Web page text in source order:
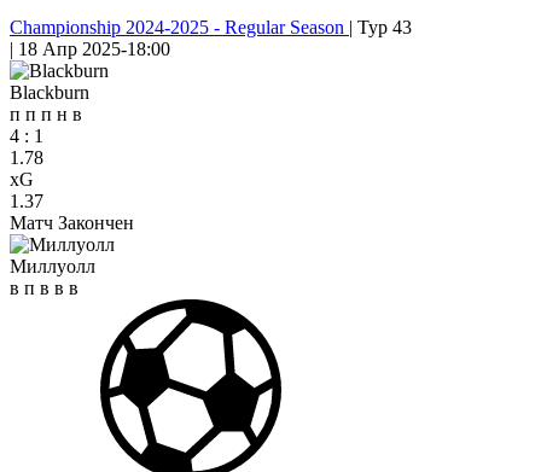
Championship 2024-2025 - Regular Season | Тур 43
| 18 Апр 2025-18:00
Blackburn
п п п н в
4 : 1
1.78
xG
1.37
Матч Закончен
Миллуолл
в п в в в